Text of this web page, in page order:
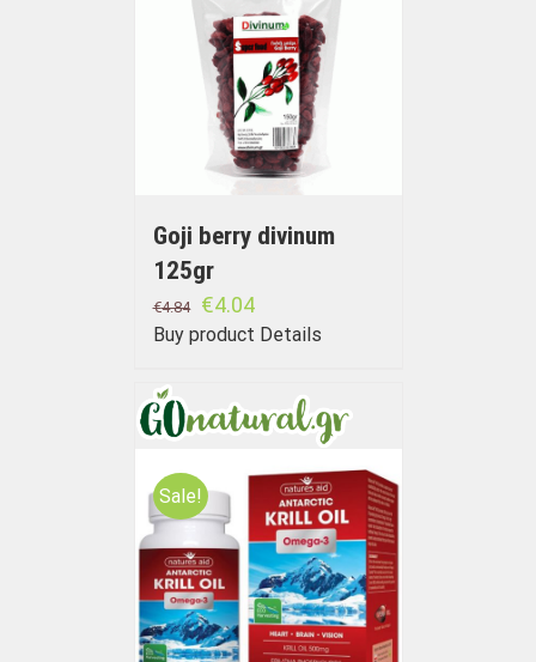
Goji berry divinum
125gr
€4.84 €4.04
Buy product Details
Sale!